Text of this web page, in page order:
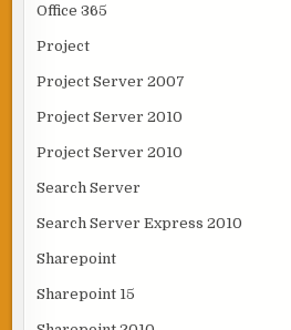
Office 365
Project
Project Server 2007
Project Server 2010
Project Server 2010
Search Server
Search Server Express 2010
Sharepoint
Sharepoint 15